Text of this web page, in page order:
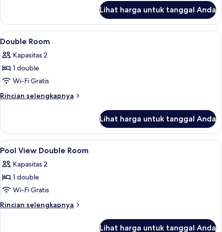
(3
+
4
Adults)
Kamar
Keluarga,
pemandangan
sebagian
(3
4
Adults)
Lihat harga untuk tanggal Anda
Lihat
semua
foto
untuk
Double
Room
Minibar, brankas, meja kerja, dan
16
Double Room
Kapasitas 2
1 double
Wi-Fi Gratis
Rincian selengkapnya
Rincian
Double
Room
Lihat harga untuk tanggal Anda
Lihat
semua
foto
untuk
Pool
View
Minibar, brankas, meja kerja, dan
14
Pool View Double Room
Kapasitas 2
1 double
Wi-Fi Gratis
Rincian selengkapnya
Rincian
Lihat harga untuk tanggal Anda